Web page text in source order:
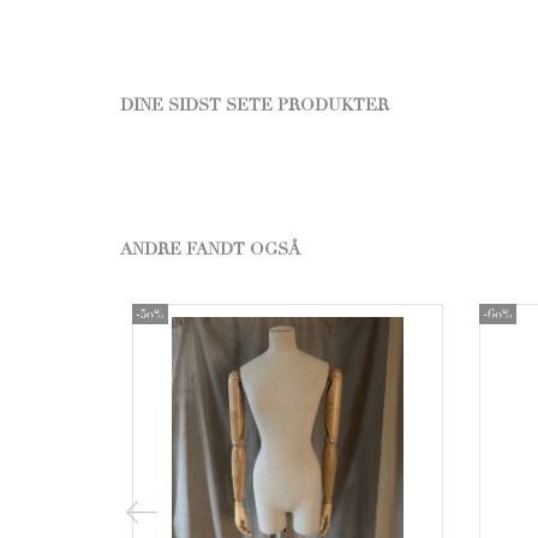
DINE SIDST SETE PRODUKTER
ANDRE FANDT OGSÅ
-50% -60%